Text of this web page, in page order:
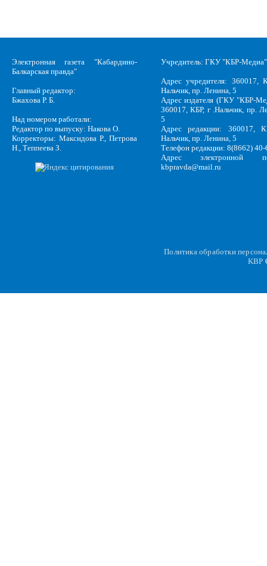
Электронная газета "Кабардино-
Балкарская правда"
Главный редактор:
Бжахова Р. Б.
Над номером работали:
Редактор по выпуску: Накова О.
Корректоры: Максидова Р., Петрова
Н., Теппеева З.
Учредитель: ГКУ "КБР-Медиа"
Адрес учредителя: 360017,
Нальчик, пр. Ленина, 5
Адрес издателя (ГКУ "КБР-
360017, КБР, г .Нальчик, пр.
5
Адрес редакции: 360017,
Нальчик, пр. Ленина, 5
Телефон редакции: 8(8662)
Адрес электронной
kbpravda@mail.ru
Политика обработки
KBP